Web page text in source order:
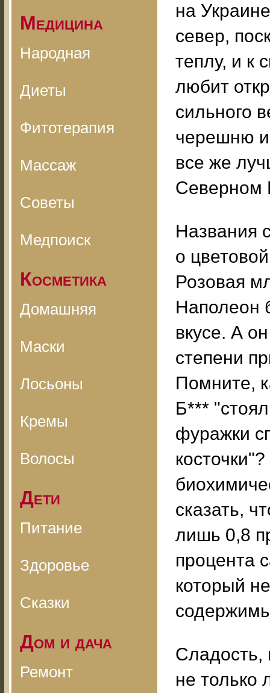
Медицина
Народная
Диеты
Фитотерапия
Массаж
Советы
Медпоиск
Косметика
Домашняя
Маски
Лосьоны
Кремы
Волосы
Дети
Питание
Здоровье
Сказки
Дом и дача
Ремонт
на
север,
теплу, и к
любит
сильного
черешню и
все же
Северном
Названия
о
Розовая
Наполеон
вкусе. А
степени
Помните,
Б***
фуражки
сказать,
лишь 0,8
процента
который
Сладость,
не только